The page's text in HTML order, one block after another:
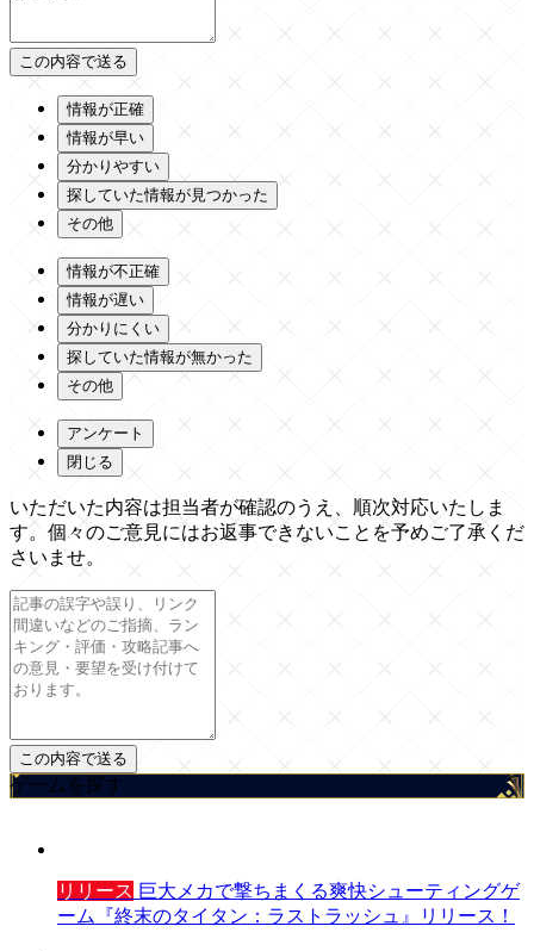
情報が正確
情報が早い
分かりやすい
探していた情報が見つかった
その他
情報が不正確
情報が遅い
分かりにくい
探していた情報が無かった
その他
アンケート
閉じる
いただいた内容は担当者が確認のうえ、順次対応いたしま
す。個々のご意見にはお返事できないことを予めご了承くだ
さいませ。
ゲームを探す
リリース 巨大メカで撃ちまくる爽快シューティングゲ
ーム『終末のタイタン：ラストラッシュ』リリース！